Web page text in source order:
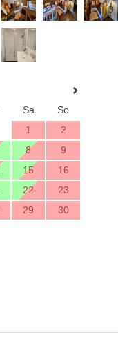
Sa
So
1
2
8
9
15
16
22
23
29
30